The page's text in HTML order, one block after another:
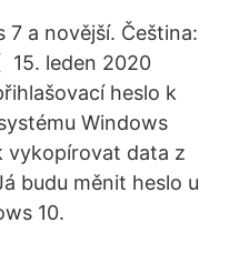
7 a novější. Čeština:
15. leden 2020
heslo k
Windows
vykopírovat data z
budu měnit heslo u
10.